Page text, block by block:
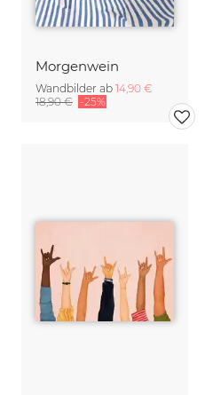
Morgenwein
Wandbilder ab 14,90 €
18,90 € -25%